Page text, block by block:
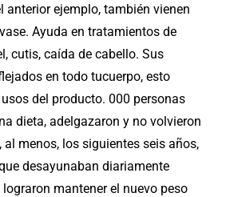
anterior ejemplo, también vienen
Ayuda en tratamientos de
cutis, caída de cabello. Sus
en todo tucuerpo, esto
del producto. 000 personas
dieta, adelgazaron y no volvieron
al menos, los siguientes seis años,
desayunaban diariamente
mantener el nuevo peso